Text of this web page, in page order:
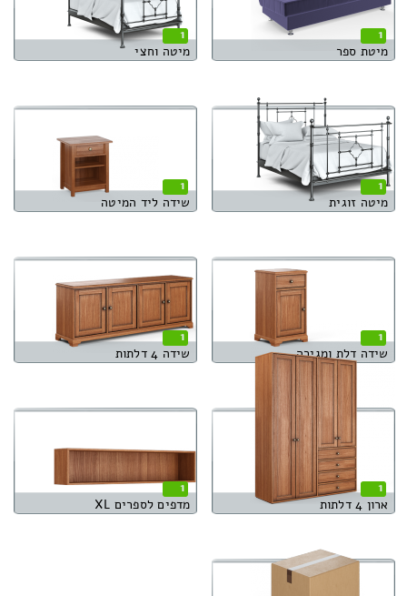
1
מיטת ספר
1
מיטה וחצי
1
מיטה זוגית
1
שידה ליד המיטה
1
שידה דלת ומגירה
1
שידה 4 דלתות
1
ארון 4 דלתות
1
מדפים לספרים XL